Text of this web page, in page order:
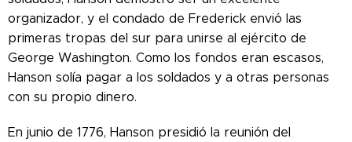
organizador, y el condado de Frederick envió las
primeras tropas del sur para unirse al ejército de
George Washington. Como los fondos eran escasos,
Hanson solía pagar a los soldados y a otras personas
con su propio dinero.
En junio de 1776, Hanson presidió la reunión del